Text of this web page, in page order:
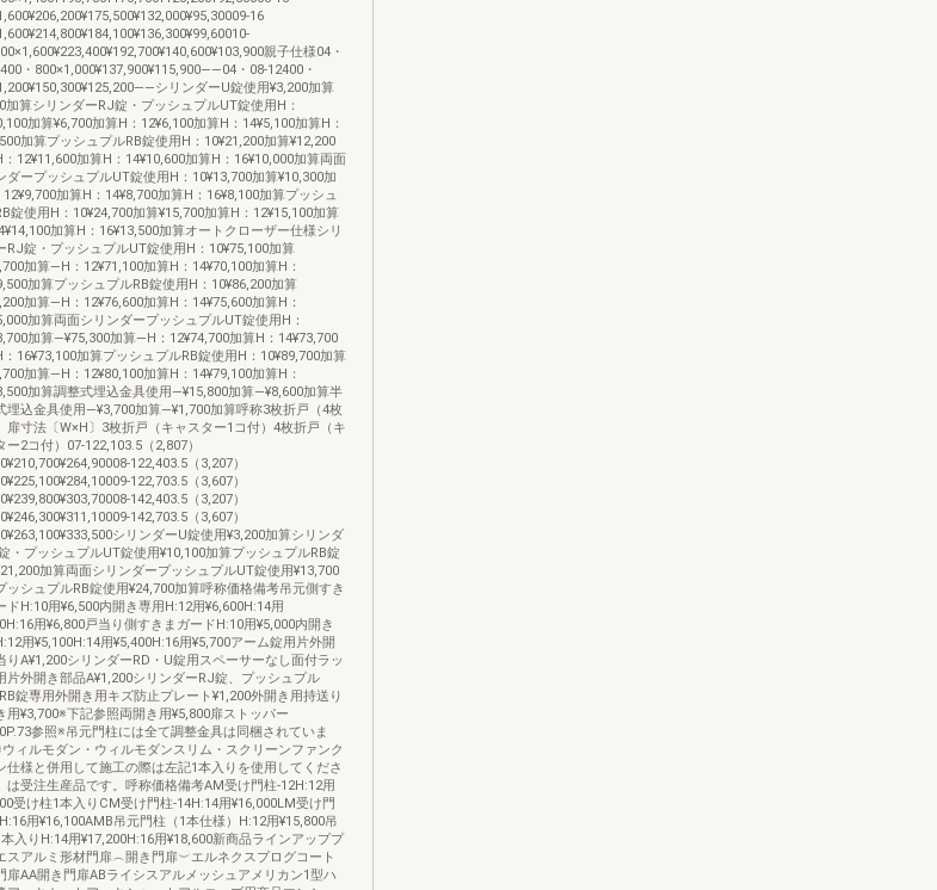
16
親子仕様04・
・800×1,000¥137,900¥115,900――04・08-12400・
シリンダーU錠使用¥3,200加算
加算シリンダーRJ錠・プッシュプルUT錠使用H：
加算¥6,700加算H：12¥6,100加算H：14¥5,100加算H：
加算プッシュプルRB錠使用H：10¥21,200加算¥12,200
：12¥11,600加算H：14¥10,600加算H：16¥10,000加算両面
ダープッシュプルUT錠使用H：10¥13,700加算¥10,300加
加算H：14¥8,700加算H：16¥8,100加算プッシュ
錠使用H：10¥24,700加算¥15,700加算H：12¥15,100加算
加算H：16¥13,500加算オートクローザー仕様シリ
RJ錠・プッシュプルUT錠使用H：10¥75,100加算
加算―H：12¥71,100加算H：14¥70,100加算H：
加算プッシュプルRB錠使用H：10¥86,200加算
加算―H：12¥76,600加算H：14¥75,600加算H：
加算両面シリンダープッシュプルUT錠使用H：
加算―¥75,300加算―H：12¥74,700加算H：14¥73,700
：16¥73,100加算プッシュプルRB錠使用H：10¥89,700加算
加算―H：12¥80,100加算H：14¥79,100加算H：
加算調整式埋込金具使用―¥15,800加算―¥8,600加算半
埋込金具使用―¥3,700加算―¥1,700加算呼称3枚折戸（4枚
扉寸法〔W×H〕3枚折戸（キャスター1コ付）4枚折戸（キ
ー2コ付）07-122,103.5（2,807）
122,403.5（3,207）
122,703.5（3,607）
142,403.5（3,207）
142,703.5（3,607）
シリンダーU錠使用¥3,200加算シリンダ
・プッシュプルUT錠使用¥10,100加算プッシュプルRB錠
加算両面シリンダープッシュプルUT錠使用¥13,700
ッシュプルRB錠使用¥24,700加算呼称価格備考吊元側すき
ドH:10用¥6,500内開き専用H:12用¥6,600H:14用
用¥6,800戸当り側すきまガードH:10用¥5,000内開き
用¥5,100H:14用¥5,400H:16用¥5,700アーム錠用片外開
りA¥1,200シリンダーRD・U錠用スペーサーなし面付ラッ
片外開き部品A¥1,200シリンダーRJ錠、プッシュプル
錠専用外開き用キズ防止プレート¥1,200外開き用持送り
用¥3,700※下記参照両開き用¥5,800扉ストッパー
参照※吊元門柱には全て調整金具は同梱されていま
ィルモダン・ウィルモダンスリム・スクリーンファンク
仕様と併用して施工の際は左記1本入りを使用してくださ
受注生産品です。呼称価格備考AM受け門柱-12H:12用
受け柱1本入りCM受け門柱-14H:14用¥16,000LM受け門
用¥16,100AMB吊元門柱（1本仕様）H:12用¥15,800吊
入りH:14用¥17,200H:16用¥18,600新商品ラインアッププ
スアルミ形材門扉︵開き門扉︶エルネクスプログコート
扉AA開き門扉ABライシスアルメッシュアメリカン1型ハ